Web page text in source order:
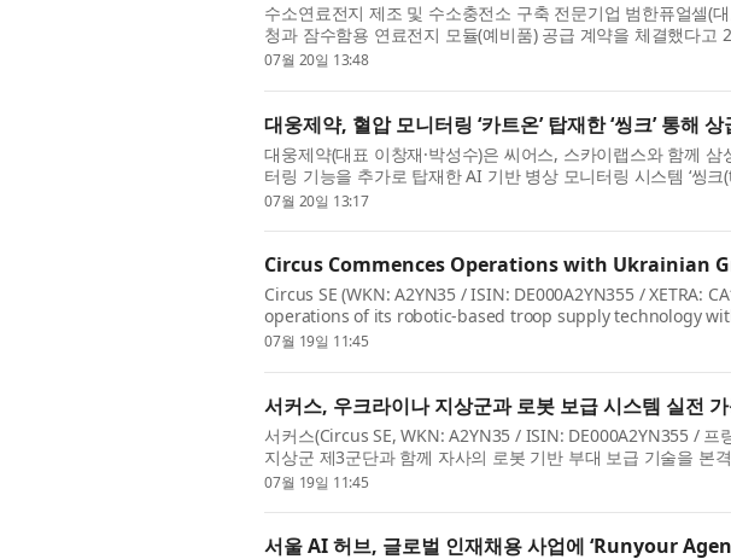
수소연료전지 제조 및 수소충전소 구축 전문기업 범한퓨얼셀(
청과 잠수함용 연료전지 모듈(예비품) 공급 계약을 체결했다고
액은 약 70억8300만원(VAT 포함)으로, 최근 사업연도 매출액 대
07월 20일 13:48
대웅제약, 혈압 모니터링 ‘카트온’ 탑재한 ‘씽크’ 통해
대웅제약(대표 이창재·박성수)은 씨어스, 스카이랩스와 함께
터링 기능을 추가로 탑재한 AI 기반 병상 모니터링 시스템 ‘씽크
입했다고 밝혔다. 이번 도입은 삼성서울병원이 추진 중인 ‘스마트
07월 20일 13:17
Circus Commences Operations with Ukrainian
Circus SE (WKN: A2YN35 / ISIN: DE000A2YN355 / XETRA:
operations of its robotic-based troop supply technology
in the Kyiv area - marking the first...
07월 19일 11:45
서커스, 우크라이나 지상군과 로봇 보급 시스템 실전
서커스(Circus SE, WKN: A2YN35 / ISIN: DE000A2YN355 /
지상군 제3군단과 함께 자사의 로봇 기반 부대 보급 기술을 본
서 자율 급식 보급 시스...
07월 19일 11:45
서울 AI 허브, 글로벌 인재채용 사업에 ‘Runyour